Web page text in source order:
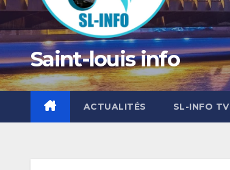
Saint-louis info
ACTUALITÉS SL-INFO TV